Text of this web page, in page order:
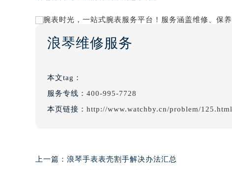
浪琴维修服务
本文tag：
服务专线： 400-995-7728
本页链接： http://www.watchby.cn/problem/125.html
上一篇： 浪琴手表表壳割手解决办法汇总